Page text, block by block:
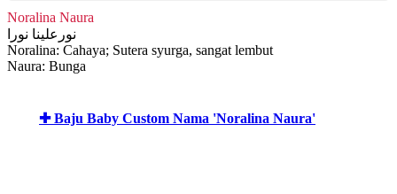
Noralina Naura
نورعلينا نورا
Noralina: Cahaya; Sutera syurga, sangat lembut
Naura: Bunga
✚ Baju Baby Custom Nama 'Noralina Naura'